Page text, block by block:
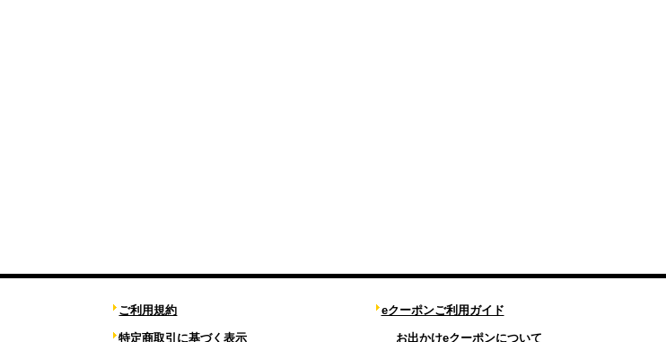
ご利用規約
特定商取引に基づく表示
eクーポンご利用ガイド
お出かけeクーポンについて